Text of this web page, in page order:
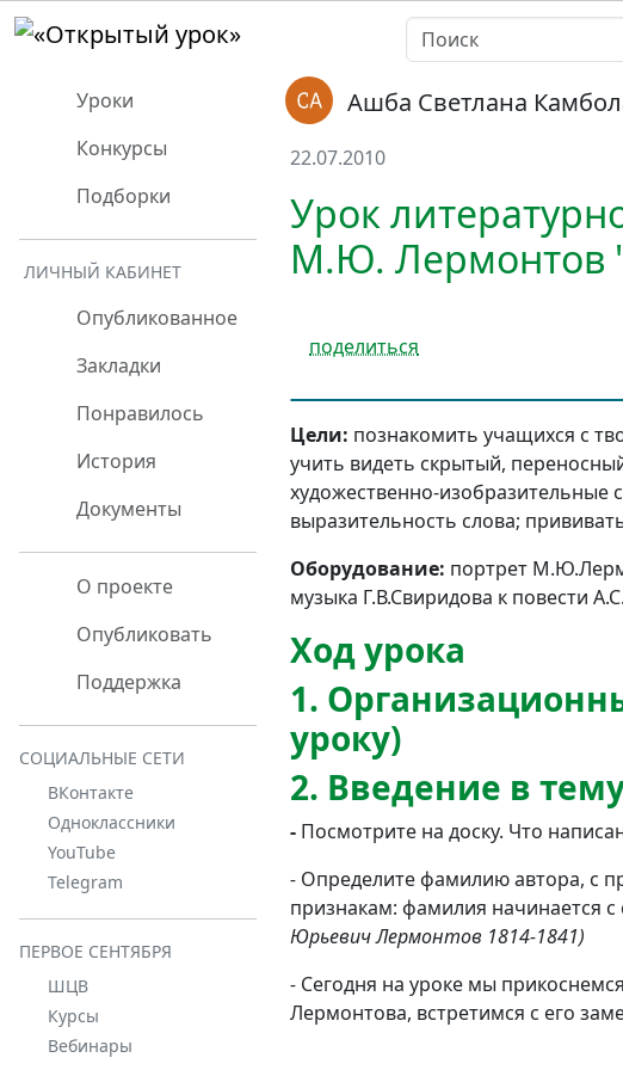
Уроки
Конкурсы
Подборки
ЛИЧНЫЙ КАБИНЕТ
Опубликованное
Закладки
Понравилось
История
Документы
О проекте
Опубликовать
Поддержка
СОЦИАЛЬНЫЕ СЕТИ
ВКонтакте
Одноклассники
YouTube
Telegram
ПЕРВОЕ СЕНТЯБРЯ
ШЦВ
Курсы
Вебинары
Ашба Светлана
22.07.2010
Урок
М.Ю. Лермонтов
поделиться
Цели: познакомить учащихся с
учить видеть скрытый,
художественно-изобразительные
выразительность слова;
Оборудование: портрет
музыка Г.В.Свиридова к повести
Ход урока
1.
уроку)
2. Введение в
- Посмотрите на доску. Что
- Определите фамилию автора, с
признакам: фамилия начинается
Юрьевич Лермонтов 1814-1841)
- Сегодня на уроке мы
Лермонтова, встретимся с его